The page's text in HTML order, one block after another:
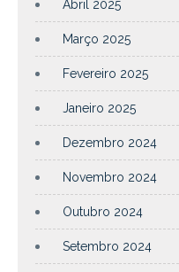
Abril 2025
Março 2025
Fevereiro 2025
Janeiro 2025
Dezembro 2024
Novembro 2024
Outubro 2024
Setembro 2024